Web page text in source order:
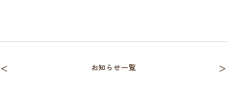
＜ お知らせ一覧 ＞